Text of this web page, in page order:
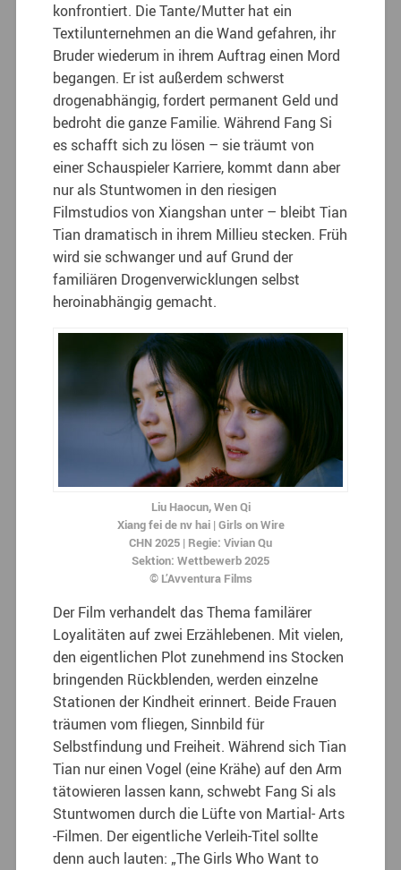
konfrontiert. Die Tante/Mutter hat ein
Textilunternehmen an die Wand gefahren, ihr
Bruder wiederum in ihrem Auftrag einen Mord
begangen. Er ist außerdem schwerst
drogenabhängig, fordert permanent Geld und
bedroht die ganze Familie. Während Fang Si
es schafft sich zu lösen – sie träumt von
einer Schauspieler Karriere, kommt dann aber
nur als Stuntwomen in den riesigen
Filmstudios von Xiangshan unter – bleibt Tian
Tian dramatisch in ihrem Millieu stecken. Früh
wird sie schwanger und auf Grund der
familiären Drogenverwicklungen selbst
heroinabhängig gemacht.
Liu Haocun, Wen Qi
Xiang fei de nv hai | Girls on Wire
CHN 2025 | Regie: Vivian Qu
Sektion: Wettbewerb 2025
© L’Avventura Films
Der Film verhandelt das Thema familärer
Loyalitäten auf zwei Erzählebenen. Mit vielen,
den eigentlichen Plot zunehmend ins Stocken
bringenden Rückblenden, werden einzelne
Stationen der Kindheit erinnert. Beide Frauen
träumen vom fliegen, Sinnbild für
Selbstfindung und Freiheit. Während sich Tian
Tian nur einen Vogel (eine Krähe) auf den Arm
tätowieren lassen kann, schwebt Fang Si als
Stuntwomen durch die Lüfte von Martial- Arts
-Filmen. Der eigentliche Verleih-Titel sollte
denn auch lauten: „The Girls Who Want to